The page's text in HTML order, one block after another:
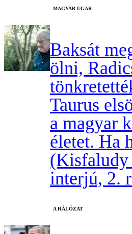
MAGYAR UGAR
Baksát
ölni,
Taurus
a magyar
életet. Ha
(Kisfaludy
interjú, 2.
A HÁLÓZAT